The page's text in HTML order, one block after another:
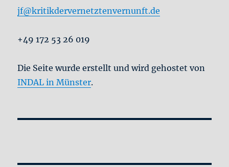
jf@kritikdervernetztenvernunft.de
+49 172 53 26 019
Die Seite wurde erstellt und wird gehostet von
INDAL in Münster.